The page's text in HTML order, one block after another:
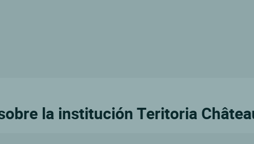
la institución Teritoria